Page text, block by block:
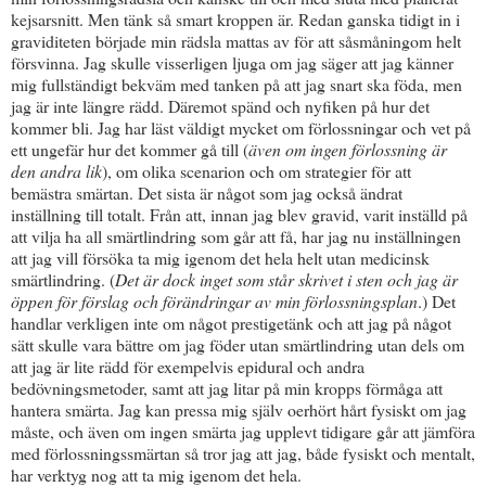
kejsarsnitt. Men tänk så smart kroppen är. Redan ganska tidigt in i
graviditeten började min rädsla mattas av för att såsmåningom helt
försvinna. Jag skulle visserligen ljuga om jag säger att jag känner
mig fullständigt bekväm med tanken på att jag snart ska föda, men
jag är inte längre rädd. Däremot spänd och nyfiken på hur det
kommer bli. Jag har läst väldigt mycket om förlossningar och vet på
ett ungefär hur det kommer gå till (även om ingen förlossning är
den andra lik), om olika scenarion och om strategier för att
bemästra smärtan. Det sista är något som jag också ändrat
inställning till totalt. Från att, innan jag blev gravid, varit inställd på
att vilja ha all smärtlindring som går att få, har jag nu inställningen
att jag vill försöka ta mig igenom det hela helt utan medicinsk
smärtlindring. (Det är dock inget som står skrivet i sten och jag är
öppen för förslag och förändringar av min förlossningsplan.) Det
handlar verkligen inte om något prestigetänk och att jag på något
sätt skulle vara bättre om jag föder utan smärtlindring utan dels om
att jag är lite rädd för exempelvis epidural och andra
bedövningsmetoder, samt att jag litar på min kropps förmåga att
hantera smärta. Jag kan pressa mig själv oerhört hårt fysiskt om jag
måste, och även om ingen smärta jag upplevt tidigare går att jämföra
med förlossningssmärtan så tror jag att jag, både fysiskt och mentalt,
har verktyg nog att ta mig igenom det hela.